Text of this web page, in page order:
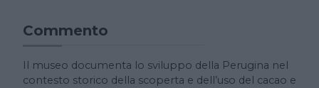
Commento
Il museo documenta lo sviluppo della Perugina nel
contesto storico della scoperta e dell’uso del cacao e